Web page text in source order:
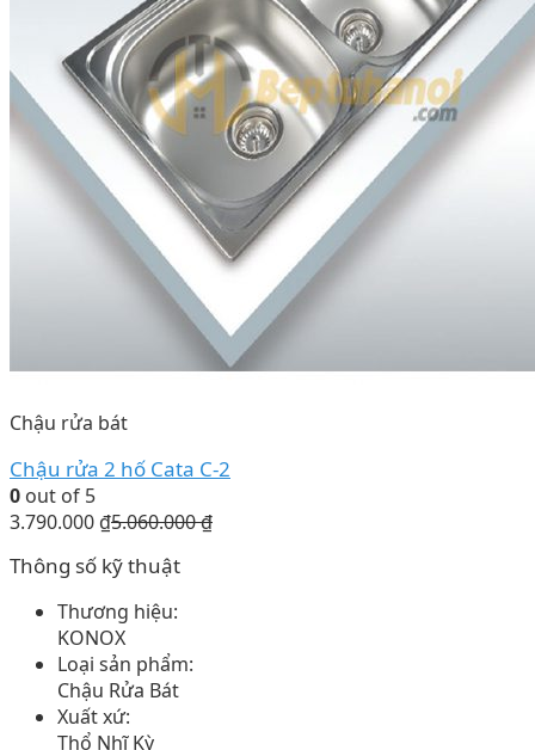
Chậu rửa bát
Chậu rửa 2 hố Cata C-2
0 out of 5
3.790.000 ₫5.060.000₫
Thông số kỹ thuật
Thương hiệu:
KONOX
Loại sản phẩm:
Chậu Rửa Bát
Xuất xứ:
Thổ Nhĩ Kỳ